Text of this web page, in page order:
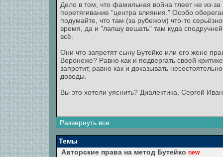
Дело в том, что фамильная война тлеет не из-
перетягивание "центра влияния." Особо
подумайте, что там (за рубежом) что-то
время, да и "лапшу вешать" там куда
всё.
Они что запретят сыну Бутейко или его жене
Воронеже? Равно как и подвергать своей
запретит, равно как и доказывать
доводы.
Вы это хотели уяснить? Диалектика, Сергей
Развернуть все
Темы
Авторские права на метод Бутейко new